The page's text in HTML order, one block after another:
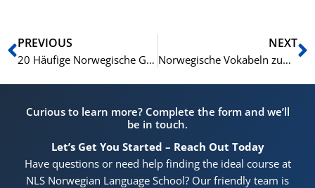
Zurück
PREVIOUS
20 Häufige Norwegische Gegensatzpaare mit Beispielen
NEXT
Norwegische Vokabeln zum Thema Umweltbewusstsein: Den grünen Lebensstil ausdrücken
Curious to learn more? Complete the form and we’ll
be in touch.
Let’s Get You Started – Reach Out Today
Have questions or need help finding the ideal course at
NLS Norwegian Language School? Our friendly team is